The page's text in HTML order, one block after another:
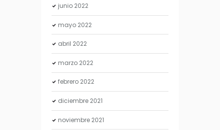
junio 2022
mayo 2022
abril 2022
marzo 2022
febrero 2022
diciembre 2021
noviembre 2021